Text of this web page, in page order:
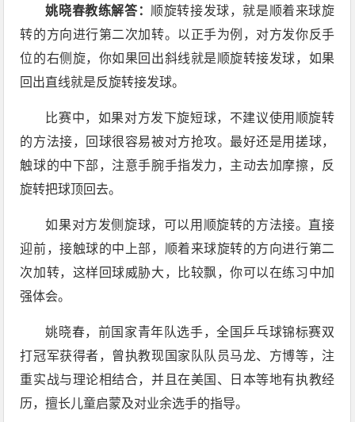
姚晓春教练解答： 顺旋转接发球，就是顺着来球旋
转的方向进行第二次加转。以正手为例，对方发你反手
位的右侧旋，你如果回出斜线就是顺旋转接发球，如果
回出直线就是反旋转接发球。
比赛中，如果对方发下旋短球，不建议使用顺旋转
的方法接，回球很容易被对方抢攻。最好还是用搓球，
触球的中下部，注意手腕手指发力，主动去加摩擦，反
旋转把球顶回去。
如果对方发侧旋球，可以用顺旋转的方法接。直接
迎前，接触球的中上部，顺着来球旋转的方向进行第二
次加转，这样回球威胁大，比较飘，你可以在练习中加
强体会。
姚晓春，前国家青年队选手，全国乒乓球锦标赛双
打冠军获得者，曾执教现国家队队员马龙、方博等，注
重实战与理论相结合，并且在美国、日本等地有执教经
历，擅长儿童启蒙及对业余选手的指导。